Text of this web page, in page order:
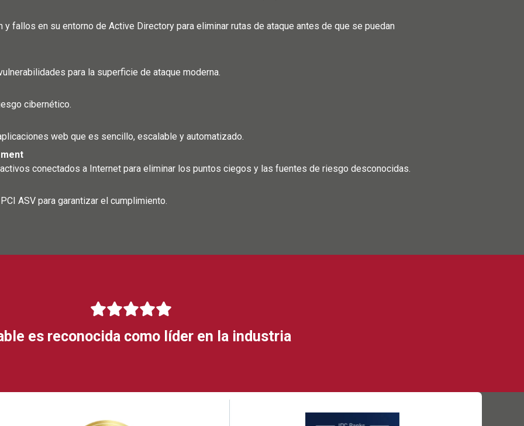
fallos en su entorno de Active Directory para eliminar rutas de ataque antes de que se puedan
para la superficie de ataque moderna.
cibernético.
web que es sencillo, escalable y automatizado.
conectados a Internet para eliminar los puntos ciegos y las fuentes de riesgo desconocidas.
ASV para garantizar el cumplimiento.
es reconocida como líder en la industria